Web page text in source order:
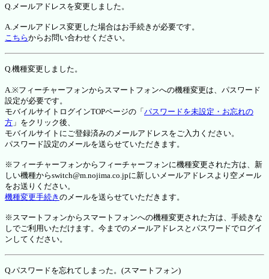
Q.メールアドレスを変更しました。
A.メールアドレス変更した場合はお手続きが必要です。
こちらからお問い合わせください。
Q.機種変更しました。
A.※フィーチャーフォンからスマートフォンへの機種変更は、パスワード
設定が必要です。
モバイルサイトログインTOPページの「 パスワードを未設定・お忘れの
方 」をクリック後、
モバイルサイトにご登録済みのメールアドレスをご入力ください。
パスワード設定のメールを送らせていただきます。
※フィーチャーフォンからフィーチャーフォンに機種変更された方は、新
しい機種からswitch@m.nojima.co.jpに新しいメールアドレスより空メール
をお送りください。
機種変更手続き のメールを送らせていただきます。
※スマートフォンからスマートフォンへの機種変更された方は、手続きな
しでご利用いただけます。今までのメールアドレスとパスワードでログイ
ンしてください。
Q.パスワードを忘れてしまった。(スマートフォン)